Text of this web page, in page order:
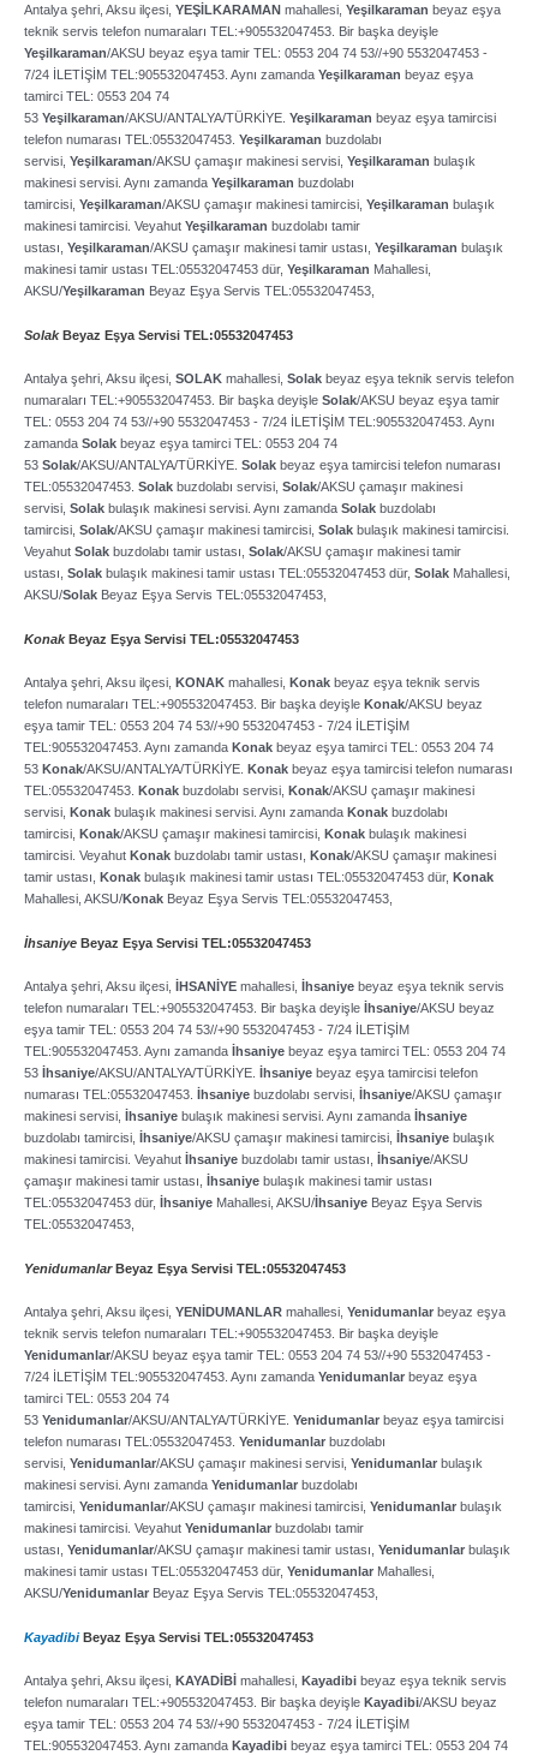
Antalya şehri, Aksu ilçesi, YEŞİLKARAMAN mahallesi, Yeşilkaraman beyaz eşya
teknik servis telefon numaraları TEL:+905532047453. Bir başka deyişle
Yeşilkaraman/AKSU beyaz eşya tamir TEL: 0553 204 74 53//+90 5532047453 ­-
7/24 İLETİŞİM TEL:905532047453. Aynı zamanda Yeşilkaraman beyaz eşya
tamirci TEL: 0553 204 74
53 Yeşilkaraman/AKSU/ANTALYA/TÜRKİYE. Yeşilkaraman beyaz eşya tamircisi
telefon numarası TEL:05532047453. Yeşilkaraman buzdolabı
servisi, Yeşilkaraman/AKSU çamaşır makinesi servisi, Yeşilkaraman bulaşık
makinesi servisi. Aynı zamanda Yeşilkaraman buzdolabı
tamircisi, Yeşilkaraman/AKSU çamaşır makinesi tamircisi, Yeşilkaraman bulaşık
makinesi tamircisi. Veyahut Yeşilkaraman buzdolabı tamir
ustası, Yeşilkaraman/AKSU çamaşır makinesi tamir ustası, Yeşilkaraman bulaşık
makinesi tamir ustası TEL:05532047453 dür, Yeşilkaraman Mahallesi,
AKSU/Yeşilkaraman Beyaz Eşya Servis TEL:05532047453,
SolakBeyaz Eşya Servisi TEL:05532047453
Antalya şehri, Aksu ilçesi, SOLAK mahallesi, Solak beyaz eşya teknik servis telefon
numaraları TEL:+905532047453. Bir başka deyişle Solak/AKSU beyaz eşya tamir
TEL: 0553 204 74 53//+90 5532047453 ­- 7/24 İLETİŞİM TEL:905532047453. Aynı
zamanda Solak beyaz eşya tamirci TEL: 0553 204 74
53 Solak/AKSU/ANTALYA/TÜRKİYE. Solak beyaz eşya tamircisi telefon numarası
TEL:05532047453. Solak buzdolabı servisi, Solak/AKSU çamaşır makinesi
servisi, Solak bulaşık makinesi servisi. Aynı zamanda Solak buzdolabı
tamircisi, Solak/AKSU çamaşır makinesi tamircisi, Solak bulaşık makinesi tamircisi.
Veyahut Solak buzdolabı tamir ustası, Solak/AKSU çamaşır makinesi tamir
ustası, Solak bulaşık makinesi tamir ustası TEL:05532047453 dür, Solak Mahallesi,
AKSU/Solak Beyaz Eşya Servis TEL:05532047453,
KonakBeyaz Eşya Servisi TEL:05532047453
Antalya şehri, Aksu ilçesi, KONAK mahallesi, Konak beyaz eşya teknik servis
telefon numaraları TEL:+905532047453. Bir başka deyişle Konak/AKSU beyaz
eşya tamir TEL: 0553 204 74 53//+90 5532047453 ­- 7/24 İLETİŞİM
TEL:905532047453. Aynı zamanda Konak beyaz eşya tamirci TEL: 0553 204 74
53 Konak/AKSU/ANTALYA/TÜRKİYE. Konak beyaz eşya tamircisi telefon numarası
TEL:05532047453. Konak buzdolabı servisi, Konak/AKSU çamaşır makinesi
servisi, Konak bulaşık makinesi servisi. Aynı zamanda Konak buzdolabı
tamircisi, Konak/AKSU çamaşır makinesi tamircisi, Konak bulaşık makinesi
tamircisi. Veyahut Konak buzdolabı tamir ustası, Konak/AKSU çamaşır makinesi
tamir ustası, Konak bulaşık makinesi tamir ustası TEL:05532047453 dür, Konak
Mahallesi, AKSU/Konak Beyaz Eşya Servis TEL:05532047453,
İhsaniye Beyaz Eşya Servisi TEL:05532047453
Antalya şehri, Aksu ilçesi, İHSANİYE mahallesi, İhsaniye beyaz eşya teknik servis
telefon numaraları TEL:+905532047453. Bir başka deyişle İhsaniye/AKSU beyaz
eşya tamir TEL: 0553 204 74 53//+90 5532047453 ­- 7/24 İLETİŞİM
TEL:905532047453. Aynı zamanda İhsaniye beyaz eşya tamirci TEL: 0553 204 74
53 İhsaniye/AKSU/ANTALYA/TÜRKİYE. İhsaniye beyaz eşya tamircisi telefon
numarası TEL:05532047453. İhsaniye buzdolabı servisi, İhsaniye/AKSU çamaşır
makinesi servisi, İhsaniye bulaşık makinesi servisi. Aynı zamanda İhsaniye
buzdolabı tamircisi, İhsaniye/AKSU çamaşır makinesi tamircisi, İhsaniye bulaşık
makinesi tamircisi. Veyahut İhsaniye buzdolabı tamir ustası, İhsaniye/AKSU
çamaşır makinesi tamir ustası, İhsaniye bulaşık makinesi tamir ustası
TEL:05532047453 dür, İhsaniye Mahallesi, AKSU/İhsaniye Beyaz Eşya Servis
TEL:05532047453,
YenidumanlarBeyaz Eşya Servisi TEL:05532047453
Antalya şehri, Aksu ilçesi, YENİDUMANLAR mahallesi, Yenidumanlar beyaz eşya
teknik servis telefon numaraları TEL:+905532047453. Bir başka deyişle
Yenidumanlar/AKSU beyaz eşya tamir TEL: 0553 204 74 53//+90 5532047453 ­-
7/24 İLETİŞİM TEL:905532047453. Aynı zamanda Yenidumanlar beyaz eşya
tamirci TEL: 0553 204 74
53 Yenidumanlar/AKSU/ANTALYA/TÜRKİYE. Yenidumanlar beyaz eşya tamircisi
telefon numarası TEL:05532047453. Yenidumanlar buzdolabı
servisi, Yenidumanlar/AKSU çamaşır makinesi servisi, Yenidumanlar bulaşık
makinesi servisi. Aynı zamanda Yenidumanlar buzdolabı
tamircisi, Yenidumanlar/AKSU çamaşır makinesi tamircisi, Yenidumanlar bulaşık
makinesi tamircisi. Veyahut Yenidumanlar buzdolabı tamir
ustası, Yenidumanlar/AKSU çamaşır makinesi tamir ustası, Yenidumanlar bulaşık
makinesi tamir ustası TEL:05532047453 dür, Yenidumanlar Mahallesi,
AKSU/Yenidumanlar Beyaz Eşya Servis TEL:05532047453,
KayadibiBeyaz Eşya Servisi TEL:05532047453
Antalya şehri, Aksu ilçesi, KAYADİBİ mahallesi, Kayadibi beyaz eşya teknik servis
telefon numaraları TEL:+905532047453. Bir başka deyişle Kayadibi/AKSU beyaz
eşya tamir TEL: 0553 204 74 53//+90 5532047453 ­- 7/24 İLETİŞİM
TEL:905532047453. Aynı zamanda Kayadibi beyaz eşya tamirci TEL: 0553 204 74